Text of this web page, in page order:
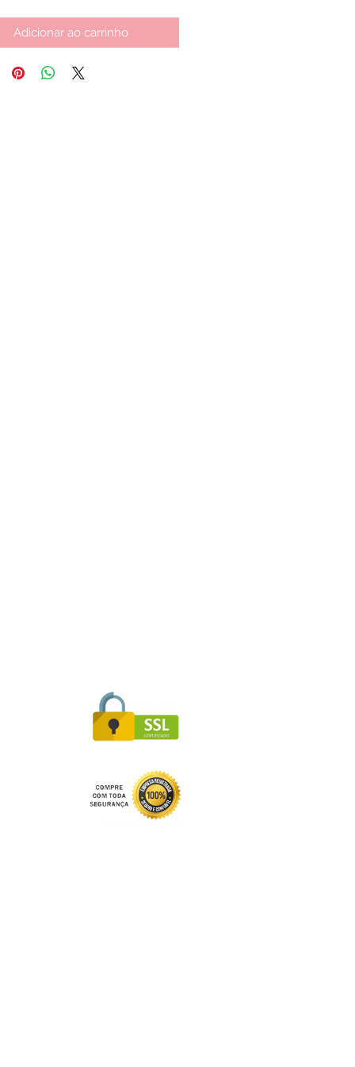
Adicionar ao carrinho